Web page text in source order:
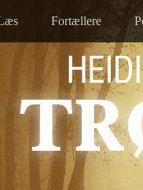
Fortællere